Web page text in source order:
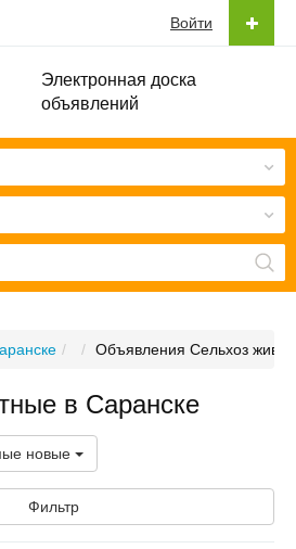
Электронная доска
объявлений
Войти
Объявления Сельхоз
в Саранске
новые
Фильтр